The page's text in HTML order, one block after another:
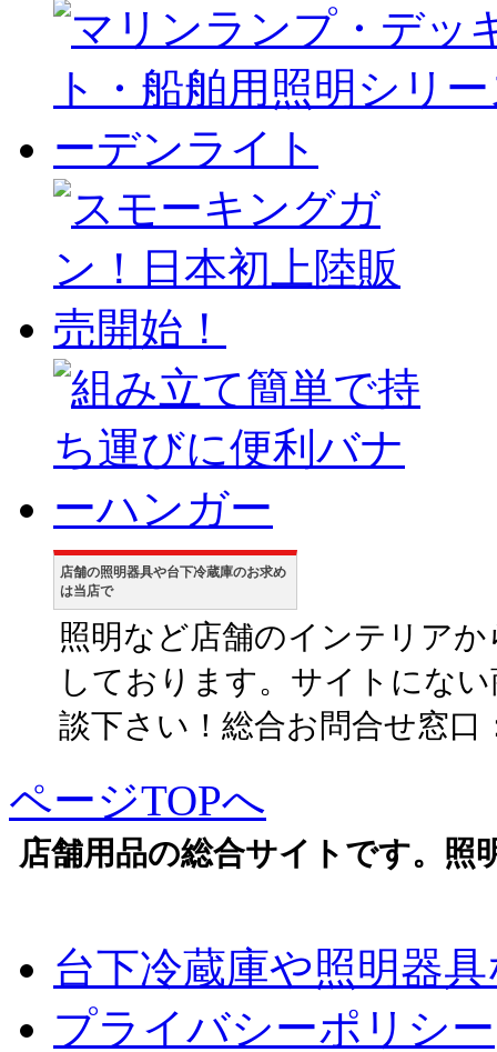
店舗の照明器具や台下冷蔵庫のお求め
は当店で
照明など店舗のインテリア
しております。サイトにな
談下さい！総合お問合せ窓口
ページTOPへ
店舗用品の総合サイトです。照
台下冷蔵庫や照明器
プライバシーポリシー